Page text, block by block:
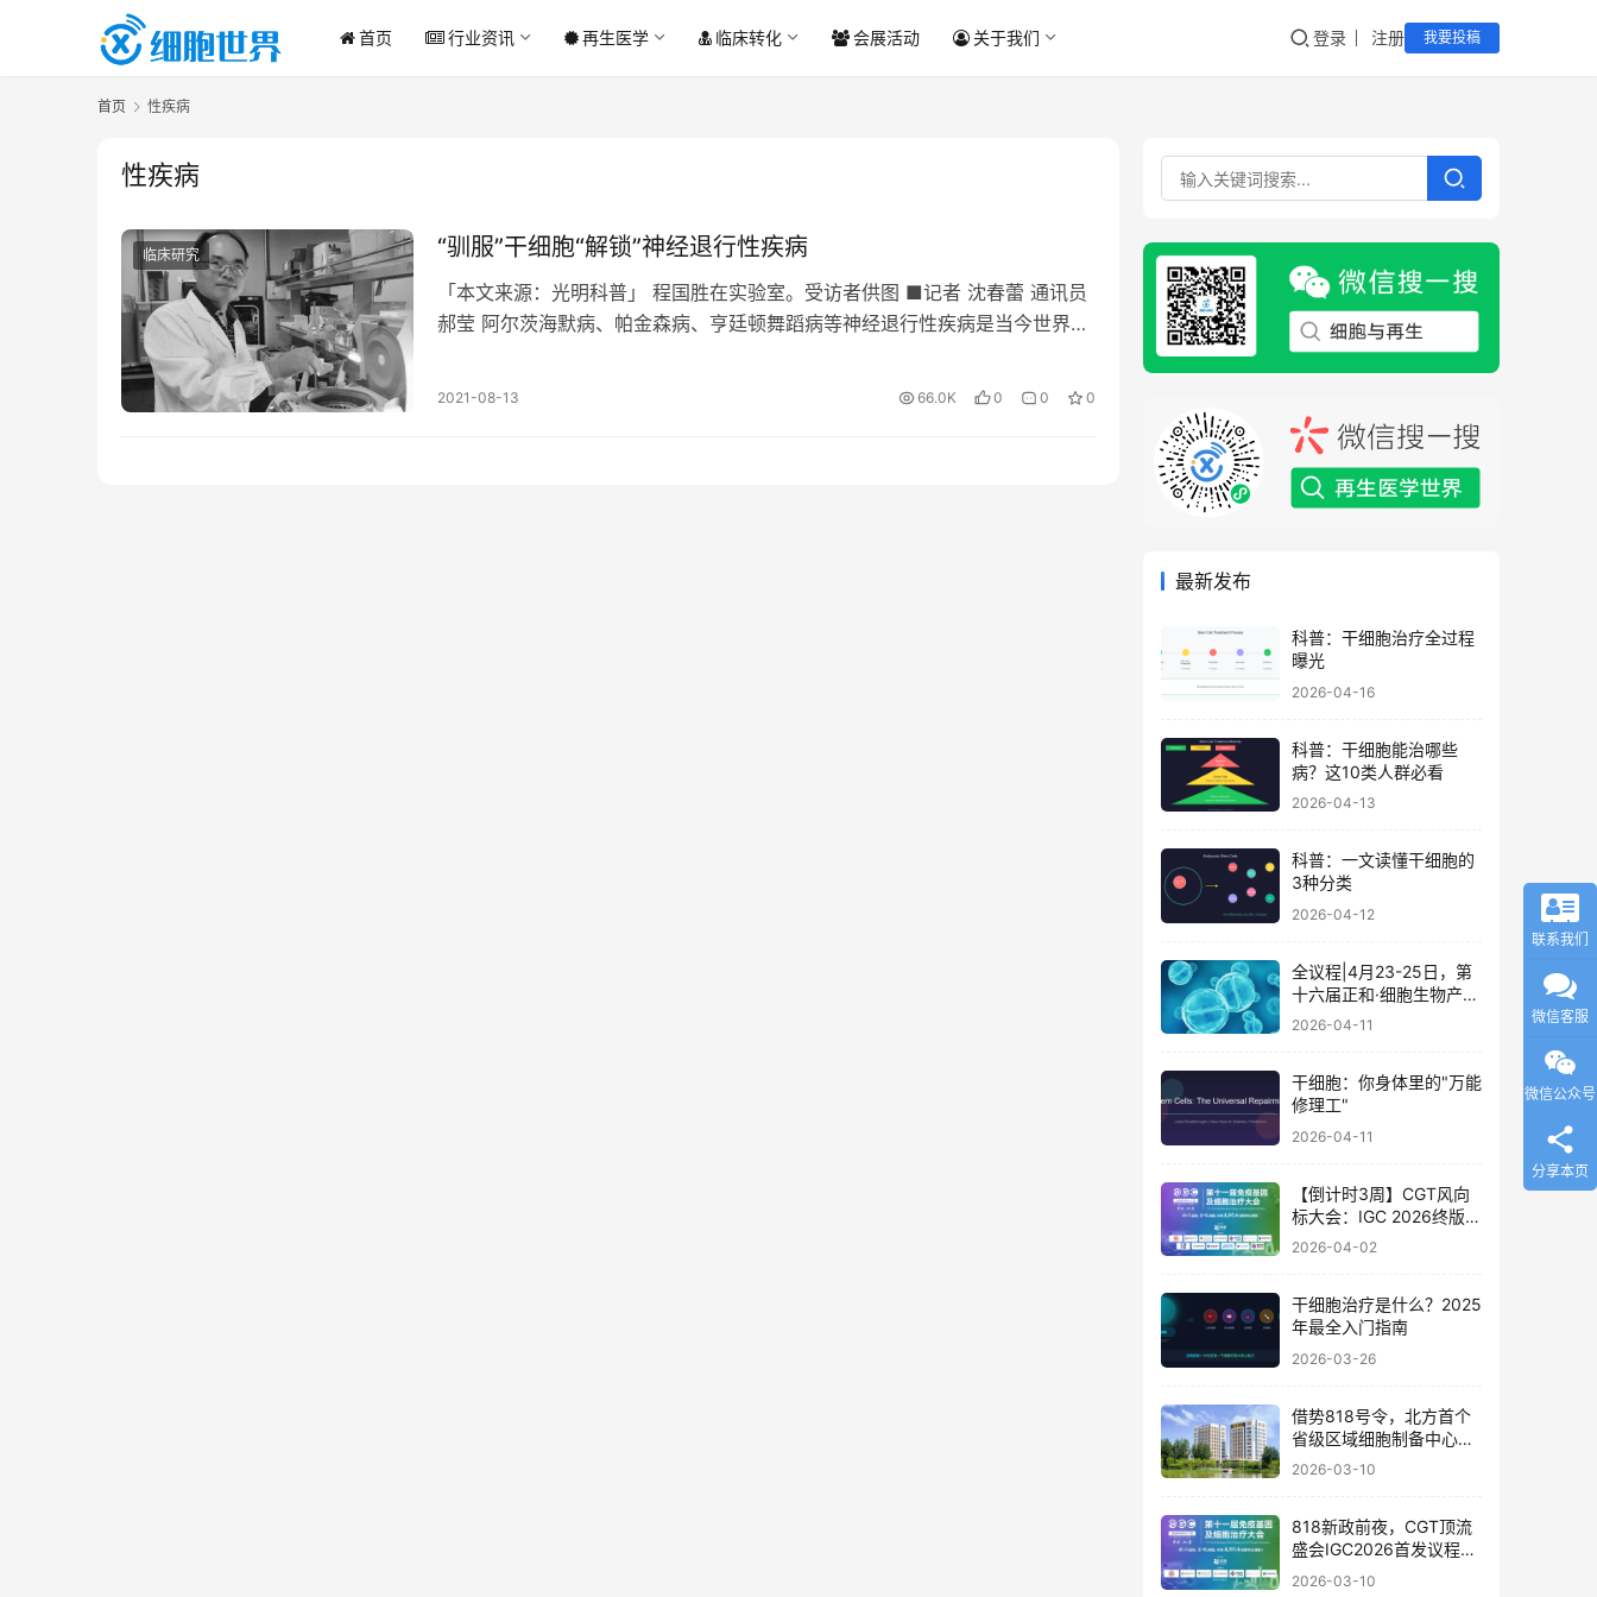
首页 行业资讯 再生医学 临床转化 会展活动 关于我们 登录 注册 我要投稿
首页 性疾病
性疾病
临床研究 “驯服”干细胞“解锁”神经退行性疾病
「本文来源：光明科普」 程国胜在实验室。受访者供图 ■记者 沈春蕾 通讯员
郝莹 阿尔茨海默病、帕金森病、亨廷顿舞蹈病等神经退行性疾病是当今世界的
2021-08-13 66.0K 0 0 0
最新发布
科普：干细胞治疗全过程
曝光
2026-04-16
科普：干细胞能治哪些
病？这10类人群必看
2026-04-13
科普：一文读懂干细胞的
3种分类
2026-04-12
全议程|4月23-25日，第
十六届正和·细胞生物产业
大会暨细胞治疗与再生医
2026-04-11
干细胞：你身体里的"万能
修理工"
2026-04-11
【倒计时3周】CGT风向
标大会：IGC 2026终版议
程公布！合规与创新如何
2026-04-02
干细胞治疗是什么？2025
年最全入门指南
2026-03-26
借势818号令，北方首个
省级区域细胞制备中心落
地
2026-03-10
818新政前夜，CGT顶流
盛会IGC2026首发议程公
布！体内细胞/基因治疗/
2026-03-10
联系我们
微信客服
微信公众号
分享本页